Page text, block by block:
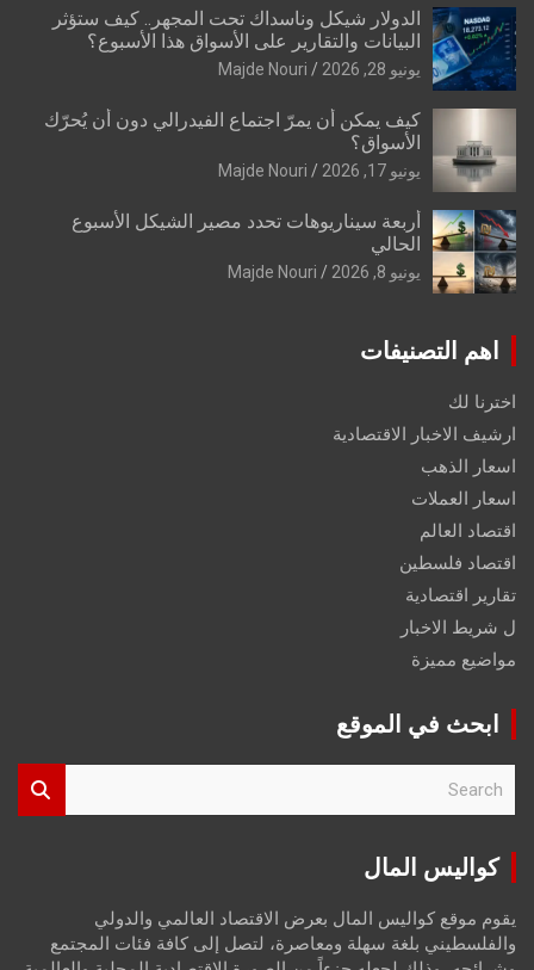
الدولار شيكل وناسداك تحت المجهر.. كيف ستؤثر
البيانات والتقارير على الأسواق هذا الأسبوع؟
يونيو 28, 2026 Majde Nouri
كيف يمكن أن يمرّ اجتماع الفيدرالي دون أن يُحرّك
الأسواق؟
يونيو 17, 2026 Majde Nouri
أربعة سيناريوهات تحدد مصير الشيكل الأسبوع
الحالي
يونيو 8, 2026 Majde Nouri
اهم التصنيفات
اخترنا لك
ارشيف الاخبار الاقتصادية
اسعار الذهب
اسعار العملات
اقتصاد العالم
اقتصاد فلسطين
تقارير اقتصادية
ل شريط الاخبار
مواضيع مميزة
ابحث في الموقع
r
كواليس المال
يقوم موقع كواليس المال بعرض الاقتصاد العالمي والدولي
والفلسطيني بلغة سهلة ومعاصرة، لتصل إلى كافة فئات المجتمع